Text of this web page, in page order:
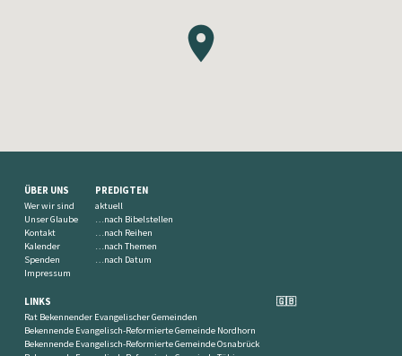
ÜBER UNS
Wer wir sind
Unser Glaube
Kontakt
Kalender
Spenden
Impressum
PREDIGTEN
aktuell
…nach Bibelstellen
…nach Reihen
…nach Themen
…nach Datum
LINKS
Rat Bekennender Evangelischer Gemeinden
Bekennende Evangelisch-Reformierte Gemeinde Nordhorn
Bekennende Evangelisch-Reformierte Gemeinde Osnabrück
🇬🇧